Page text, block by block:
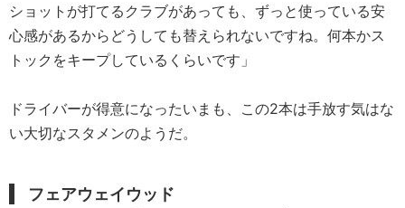
ショットが打てるクラブがあっても、ずっと使っている安
心感があるからどうしても替えられないですね。何本かス
トックをキープしているくらいです」
ドライバーが得意になったいまも、この2本は手放す気はな
い大切なスタメンのようだ。
フェアウェイウッド